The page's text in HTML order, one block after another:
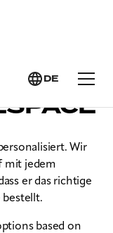
DE
Wir
mit jedem
er das richtige
bestellt.
based on